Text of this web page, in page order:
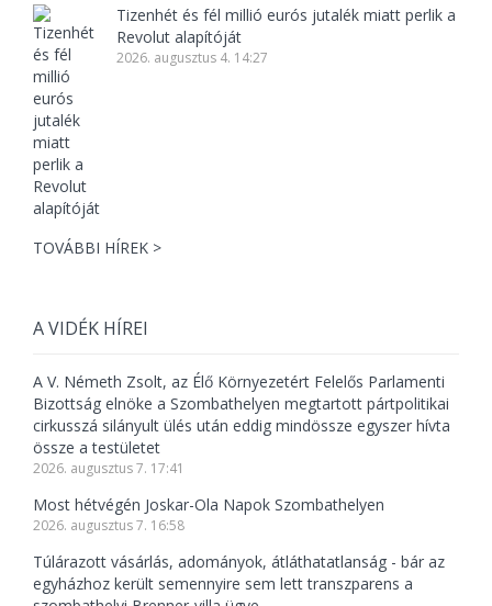
Tizenhét és fél millió eurós jutalék miatt perlik a
Revolut alapítóját
2026. augusztus 4. 14:27
TOVÁBBI HÍREK >
A VIDÉK HÍREI
A V. Németh Zsolt, az Élő Környezetért Felelős Parlamenti
Bizottság elnöke a Szombathelyen megtartott pártpolitikai
cirkusszá silányult ülés után eddig mindössze egyszer hívta
össze a testületet
2026. augusztus 7. 17:41
Most hétvégén Joskar-Ola Napok Szombathelyen
2026. augusztus 7. 16:58
Túlárazott vásárlás, adományok, átláthatatlanság - bár az
egyházhoz került semennyire sem lett transzparens a